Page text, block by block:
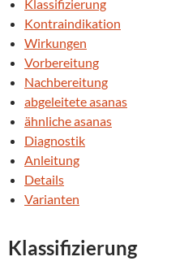
Klassifizierung
Kontraindikation
Wirkungen
Vorbereitung
Nachbereitung
abgeleitete asanas
ähnliche asanas
Diagnostik
Anleitung
Details
Varianten
Klassifizierung